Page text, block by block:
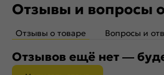
Отзывы и вопросы
Отзывы о товаре Вопросы и
Отзывов ещё нет —